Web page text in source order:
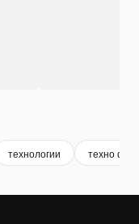
технологии техно фон